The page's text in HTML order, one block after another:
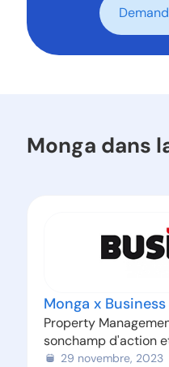
Monga dans
Monga x
Property
sonchamp d'action
29 novembre, 2023